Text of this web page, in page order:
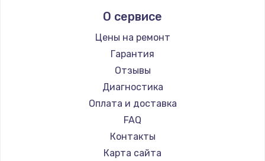
Установка системы macOS
1000 руб.
Заказать
Замена конденсаторов
2800 руб.
Заказать
Microsoft
BlackView
Amazon
Aquarius
Philips
Dell
HP
Getac
ZTE
О сервисе
Цены на ремонт
Гарантия
Отзывы
Диагностика
Оплата и доставка
FAQ
Контакты
Карта сайта